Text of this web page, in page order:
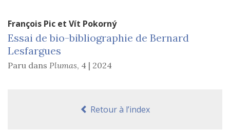
François Pic et Vít Pokorný
Essai de bio-bibliographie de Bernard
Lesfargues
Paru dans Plumas, 4 | 2024
Retour à l’index